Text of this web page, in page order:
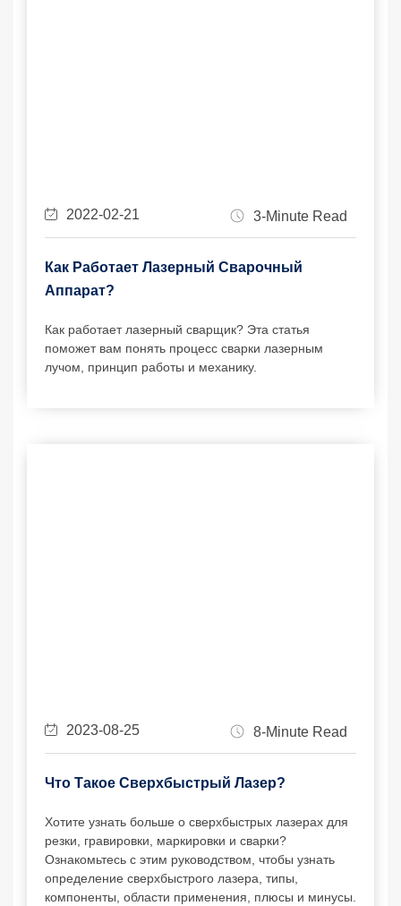
2022-02-21 3-Minute Read
Как Работает Лазерный Сварочный
Аппарат?
Как работает лазерный сварщик? Эта статья
поможет вам понять процесс сварки лазерным
лучом, принцип работы и механику.
2023-08-25 8-Minute Read
Что Такое Сверхбыстрый Лазер?
Хотите узнать больше о сверхбыстрых лазерах для
резки, гравировки, маркировки и сварки?
Ознакомьтесь с этим руководством, чтобы узнать
определение сверхбыстрого лазера, типы,
компоненты, области применения, плюсы и минусы.